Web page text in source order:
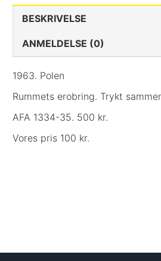
BESKRIVELSE
ANMELDELSE (0)
1963. Polen
Rummets erobring. Trykt
AFA 1334-35. 500 kr.
Vores pris 100 kr.